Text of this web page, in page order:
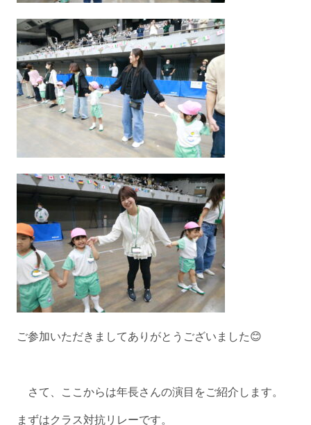
ご参加いただきましてありがとうございました😊
さて、ここからは年長さんの演目をご紹介します。
まずはクラス対抗リレーです。